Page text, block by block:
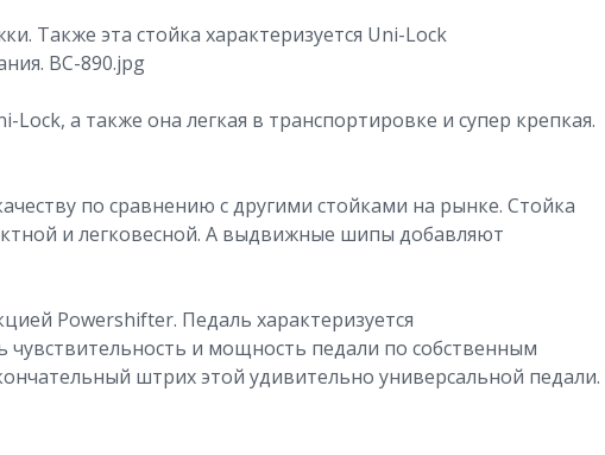
Также эта стойка характеризуется Uni-Lock
BC-890.jpg
а также она легкая в транспортировке и супер крепкая.
по сравнению с другими стойками на рынке. Стойка
и легковесной. А выдвижные шипы добавляют
Powershifter. Педаль характеризуется
и мощность педали по собственным
штрих этой удивительно универсальной педали.